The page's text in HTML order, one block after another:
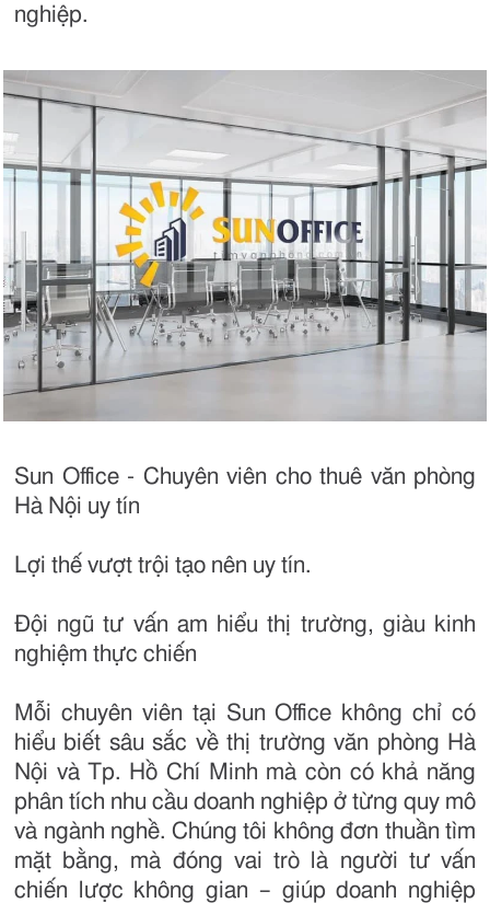
nghiệp.
Sun Office - Chuyên viên cho thuê văn phòng
Hà Nội uy tín
Lợi thế vượt trội tạo nên uy tín.
Đội ngũ tư vấn am hiểu thị trường, giàu kinh
nghiệm thực chiến
Mỗi chuyên viên tại Sun Office không chỉ có
hiểu biết sâu sắc về thị trường văn phòng Hà
Nội và Tp. Hồ Chí Minh mà còn có khả năng
phân tích nhu cầu doanh nghiệp ở từng quy mô
và ngành nghề. Chúng tôi không đơn thuần tìm
mặt bằng, mà đóng vai trò là người tư vấn
chiến lược không gian – giúp doanh nghiệp